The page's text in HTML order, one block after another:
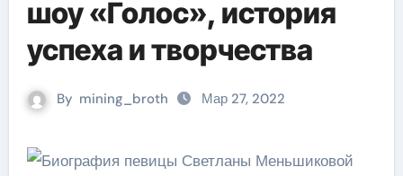
шоу «Голос», история
успеха и творчества
By mining_broth Мар 27, 2022